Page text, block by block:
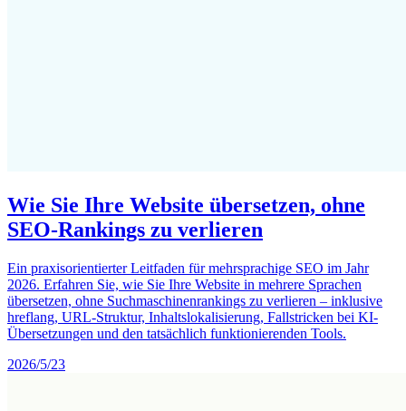
Wie Sie Ihre Website übersetzen, ohne
SEO-Rankings zu verlieren
Ein praxisorientierter Leitfaden für mehrsprachige SEO im Jahr
2026. Erfahren Sie, wie Sie Ihre Website in mehrere Sprachen
übersetzen, ohne Suchmaschinenrankings zu verlieren – inklusive
hreflang, URL-Struktur, Inhaltslokalisierung, Fallstricken bei KI-
Übersetzungen und den tatsächlich funktionierenden Tools.
2026/5/23